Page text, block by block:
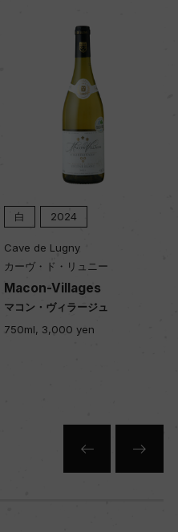
白 2024
Cave de Lugny
カーヴ・ド・リュニー
Macon-Villages
マコン・ヴィラージュ
750ml, 3,000 yen